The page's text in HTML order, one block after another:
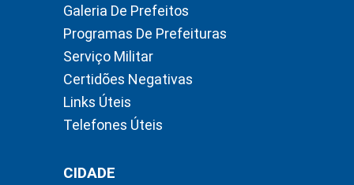
Galeria De Prefeitos
Programas De Prefeituras
Serviço Militar
Certidões Negativas
Links Úteis
Telefones Úteis
CIDADE